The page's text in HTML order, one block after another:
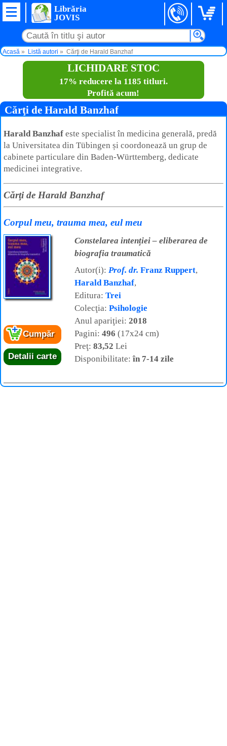
Librăria
JOVIS
Acasă Listă autori Cărţi de Harald Banzhaf
LICHIDARE STOC
17% reducere la 1185 titluri.
Profită acum!
Cărţi de Harald Banzhaf
Harald Banzhaf este specialist în medicina generală, predă
la Universitatea din Tübingen și coordonează un grup de
cabinete particulare din Baden-Württemberg, dedicate
medicinei integrative.
Cărţi de Harald Banzhaf
Corpul meu, trauma mea, eul meu
Cumpăr
Detalii carte
Constelarea intenției – eliberarea de
biografia traumatică
Autor(i): Prof. dr. Franz Ruppert,
Harald Banzhaf,
Editura: Trei
Colecţia: Psihologie
Anul apariţiei: 2018
Pagini: 496 (17x24 cm)
Preţ: 83,52 Lei
Disponibilitate:în 7-14 zile